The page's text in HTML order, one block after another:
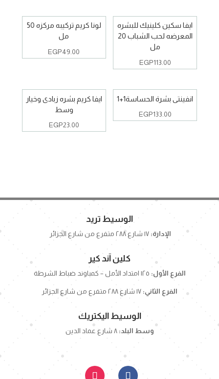
ايفا سكين كلينيك للبشره
المعرضه لحب الشباب 20
مل
EGP113.00
لونا كريم تركيبه مركزه 50
مل
EGP49.00
انفينتى بشرة الحساسة1+1
EGP133.00
ايفا كريم بشره زبادى وخيار
وسط
EGP23.00
الوسيط تريد
الإدارة:
كلين آند كير
الفرع الأول:
الفرع الثاني:
الوسيط اليكتريك
وسط البلد: ٨ شارع عماد الدين